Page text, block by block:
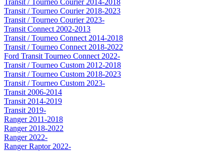
Transit / Tourneo Courier 2014-2018
Transit / Tourneo Courier 2018-2023
Transit / Tourneo Courier 2023-
Transit Connect 2002-2013
Transit / Tourneo Connect 2014-2018
Transit / Tourneo Connect 2018-2022
Ford Transit Tourneo Connect 2022-
Transit / Tourneo Custom 2012-2018
Transit / Tourneo Custom 2018-2023
Transit / Tourneo Custom 2023-
Transit 2006-2014
Transit 2014-2019
Transit 2019-
Ranger 2011-2018
Ranger 2018-2022
Ranger 2022-
Ranger Raptor 2022-